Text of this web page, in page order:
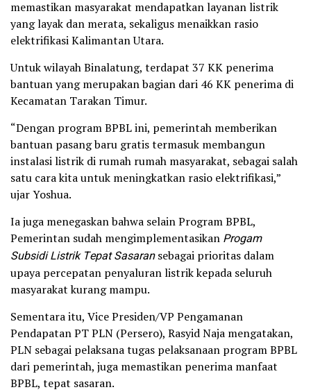
memastikan masyarakat mendapatkan layanan listrik
yang layak dan merata, sekaligus menaikkan rasio
elektrifikasi Kalimantan Utara.
Untuk wilayah Binalatung, terdapat 37 KK penerima
bantuan yang merupakan bagian dari 46 KK penerima di
Kecamatan Tarakan Timur.
“Dengan program BPBL ini, pemerintah memberikan
bantuan pasang baru gratis termasuk membangun
instalasi listrik di rumah rumah masyarakat, sebagai salah
satu cara kita untuk meningkatkan rasio elektrifikasi,”
ujar Yoshua.
Ia juga menegaskan bahwa selain Program BPBL,
Pemerintan sudah mengimplementasikan Progam
Subsidi Listrik Tepat Sasaransebagai prioritas dalam
upaya percepatan penyaluran listrik kepada seluruh
masyarakat kurang mampu.
Sementara itu, Vice Presiden/VP Pengamanan
Pendapatan PT PLN (Persero), Rasyid Naja mengatakan,
PLN sebagai pelaksana tugas pelaksanaan program BPBL
dari pemerintah, juga memastikan penerima manfaat
BPBL, tepat sasaran.